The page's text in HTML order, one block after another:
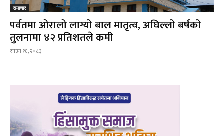
समाचार
पर्वतमा ओरालो लाग्यो बाल मातृत्व, अघिल्लो बर्षको
तुलनामा ४२ प्रतिशतले कमी
साउन १६, २०८३